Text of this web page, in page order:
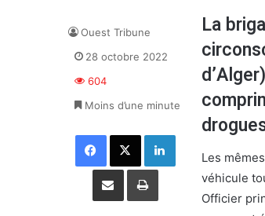
La
Les
véhicule
Officier
Ouest Tribune
28 octobre 2022
604
Moins d’une minute
Facebook X Linkedin
Partager par email Imprimer